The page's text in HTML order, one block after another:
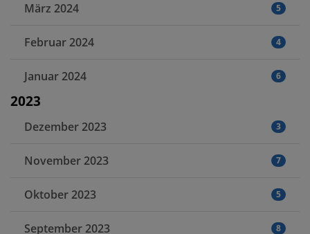
März 2024 5
Februar 2024 4
Januar 2024 6
2023
Dezember 2023 3
November 2023 7
Oktober 2023 5
September 2023 8